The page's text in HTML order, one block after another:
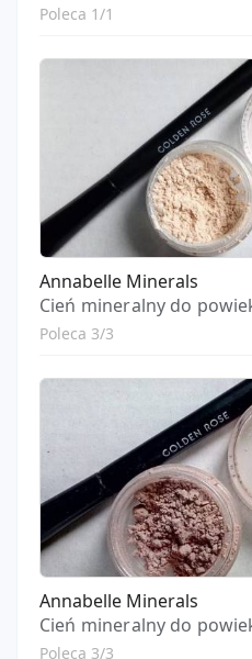
Poleca 1/1
Annabelle Minerals
Cień mineralny do
Poleca 3/3
Annabelle Minerals
Cień mineralny do
Poleca 3/3